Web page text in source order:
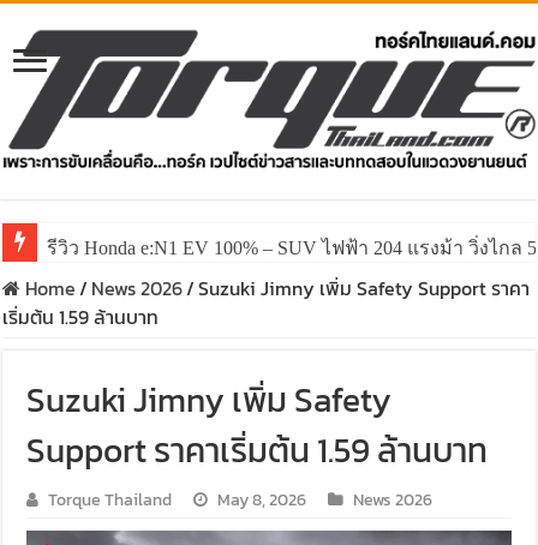
รีวิว Honda e:N1 EV 100% – SUV ไฟฟ้า 204 แรงม้า วิ่งไกล
รีวิว ลองขับ All New GWM HAVAL H6 ปรับโฉมหน้าใหม่
Home/ News 2026/Suzuki Jimny เพิ่ม Safety Support ราคา
เริ่มต้น 1.59 ล้านบาท
Suzuki Jimny เพิ่ม Safety
Support ราคาเริ่มต้น 1.59 ล้านบาท
Torque Thailand May 8, 2026 News 2026